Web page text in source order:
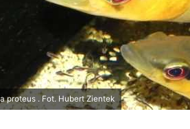
proteus . Fot. Hubert Zientek